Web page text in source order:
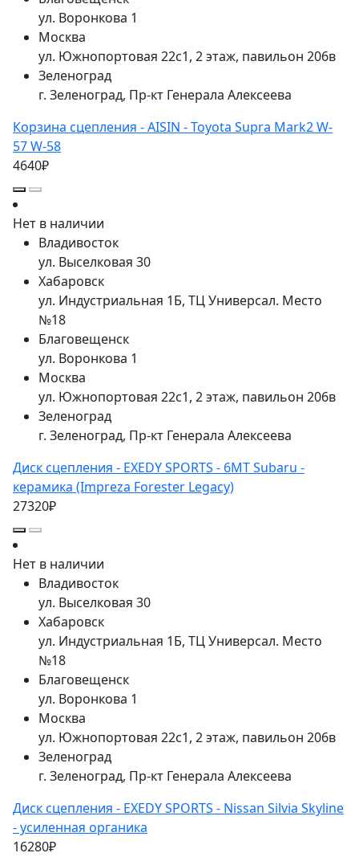
ул. Воронкова 1
Москва
ул. Южнопортовая 22с1, 2 этаж, павильон 206в
Зеленоград
г. Зеленоград, Пр-кт Генерала Алексеева
Корзина сцепления - AISIN - Toyota Supra Mark2 W-
57 W-58
4640₽
Нет в наличии
Владивосток
ул. Выселковая 30
Хабаровск
ул. Индустриальная 1Б, ТЦ Универсал. Место
№18
Благовещенск
ул. Воронкова 1
Москва
ул. Южнопортовая 22с1, 2 этаж, павильон 206в
Зеленоград
г. Зеленоград, Пр-кт Генерала Алексеева
Диск сцепления - EXEDY SPORTS - 6MT Subaru -
керамика (Impreza Forester Legacy)
27320₽
Нет в наличии
Владивосток
ул. Выселковая 30
Хабаровск
ул. Индустриальная 1Б, ТЦ Универсал. Место
№18
Благовещенск
ул. Воронкова 1
Москва
ул. Южнопортовая 22с1, 2 этаж, павильон 206в
Зеленоград
г. Зеленоград, Пр-кт Генерала Алексеева
Диск сцепления - EXEDY SPORTS - Nissan Silvia Skyline
- усиленная органика
16280₽